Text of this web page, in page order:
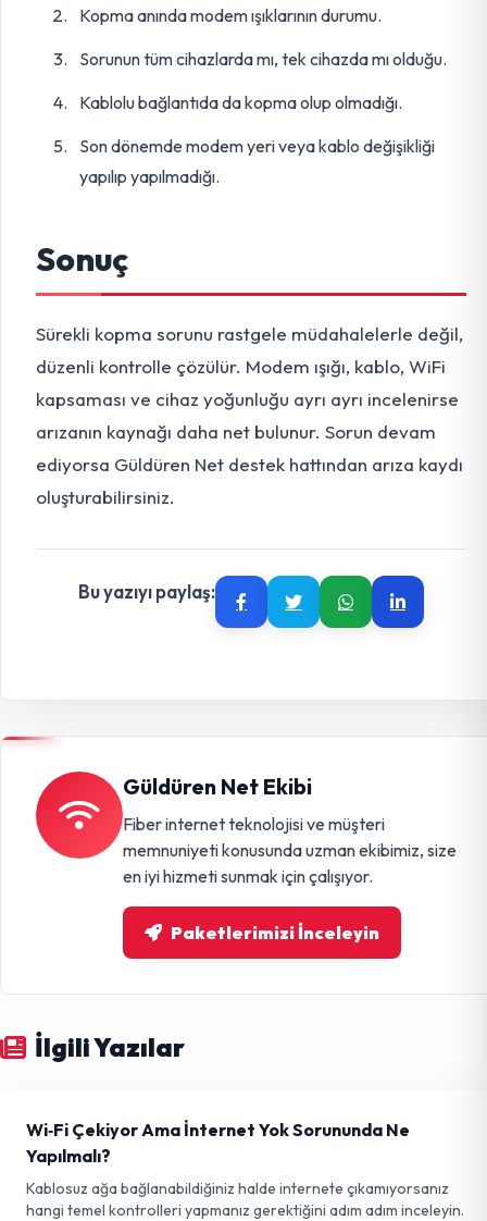
Kopma anında modem ışıklarının durumu.
Sorunun tüm cihazlarda mı, tek cihazda mı olduğu.
Kablolu bağlantıda da kopma olup olmadığı.
Son dönemde modem yeri veya kablo değişikliği
yapılıp yapılmadığı.
Sonuç
Sürekli kopma sorunu rastgele müdahalelerle değil,
düzenli kontrolle çözülür. Modem ışığı, kablo, WiFi
kapsaması ve cihaz yoğunluğu ayrı ayrı incelenirse
arızanın kaynağı daha net bulunur. Sorun devam
ediyorsa Güldüren Net destek hattından arıza kaydı
oluşturabilirsiniz.
Bu yazıyı paylaş:
Güldüren Net Ekibi
Fiber internet teknolojisi ve müşteri
memnuniyeti konusunda uzman ekibimiz, size
en iyi hizmeti sunmak için çalışıyor.
Paketlerimizi İnceleyin
İlgili Yazılar
Wi‑Fi Çekiyor Ama İnternet Yok Sorununda Ne
Yapılmalı?
Kablosuz ağa bağlanabildiğiniz halde internete çıkamıyorsanız
hangi temel kontrolleri yapmanız gerektiğini adım adım inceleyin.